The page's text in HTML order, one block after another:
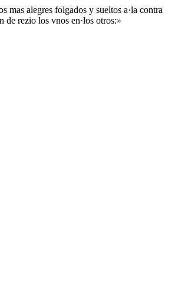
mas alegres folgados y sueltos a·la contra
de rezio los vnos en·los otros:»